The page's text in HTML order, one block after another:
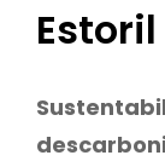
Estoril